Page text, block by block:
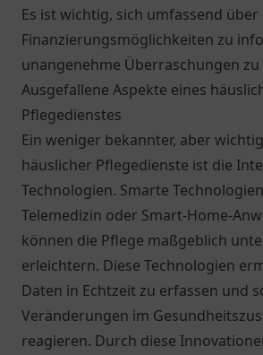
Es ist wichtig, sich umfassend
Finanzierungsmöglichkeiten zu
unangenehme Überraschungen zu
Ausgefallene Aspekte eines
Pflegedienstes
Ein weniger bekannter, aber
häuslicher Pflegedienste ist die
Technologien. Smarte
Telemedizin oder Smart-Home-
können die Pflege maßgeblich
erleichtern. Diese Technologien
Daten in Echtzeit zu erfassen und
Veränderungen im
reagieren. Durch diese